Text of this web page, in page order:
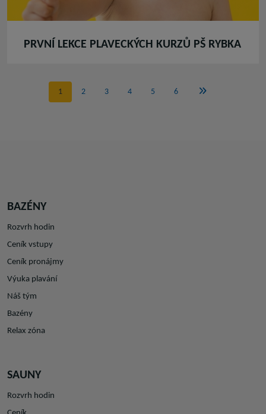
PRVNÍ LEKCE PLAVECKÝCH KURZŮ PŠ RYBKA
1 2 3 4 5 6
BAZÉNY
Rozvrh hodin
Ceník vstupy
Ceník pronájmy
Výuka plavání
Náš tým
Bazény
Relax zóna
SAUNY
Rozvrh hodin